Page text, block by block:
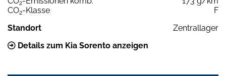
2
CO2-Klasse
F
Standort
Zentrallager
Details zum Kia Sorento anzeigen